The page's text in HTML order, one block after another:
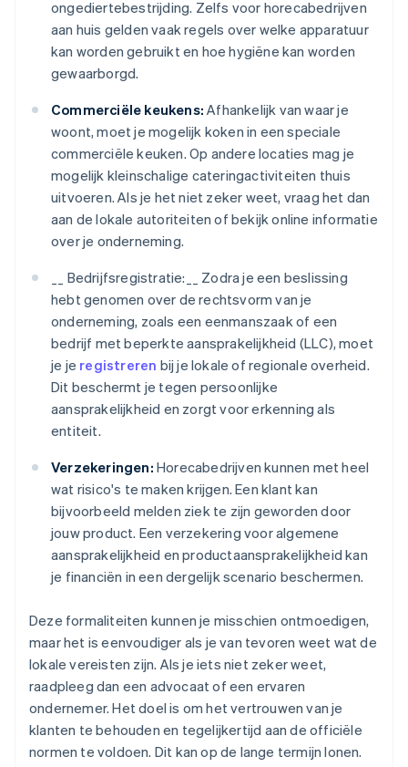
ongediertebestrijding. Zelfs voor horecabedrijven
aan huis gelden vaak regels over welke apparatuur
kan worden gebruikt en hoe hygiëne kan worden
gewaarborgd.
Commerciële keukens: Afhankelijk van waar je
woont, moet je mogelijk koken in een speciale
commerciële keuken. Op andere locaties mag je
mogelijk kleinschalige cateringactiviteiten thuis
uitvoeren. Als je het niet zeker weet, vraag het dan
aan de lokale autoriteiten of bekijk online informatie
over je onderneming.
__ Bedrijfsregistratie:__ Zodra je een beslissing
hebt genomen over de rechtsvorm van je
onderneming, zoals een eenmanszaak of een
bedrijf met beperkte aansprakelijkheid (LLC), moet
je je registreren bij je lokale of regionale overheid.
Dit beschermt je tegen persoonlijke
aansprakelijkheid en zorgt voor erkenning als
entiteit.
Verzekeringen: Horecabedrijven kunnen met heel
wat risico's te maken krijgen. Een klant kan
bijvoorbeeld melden ziek te zijn geworden door
jouw product. Een verzekering voor algemene
aansprakelijkheid en productaansprakelijkheid kan
je financiën in een dergelijk scenario beschermen.
Deze formaliteiten kunnen je misschien ontmoedigen,
maar het is eenvoudiger als je van tevoren weet wat de
lokale vereisten zijn. Als je iets niet zeker weet,
raadpleeg dan een advocaat of een ervaren
ondernemer. Het doel is om het vertrouwen van je
klanten te behouden en tegelijkertijd aan de officiële
normen te voldoen. Dit kan op de lange termijn lonen.